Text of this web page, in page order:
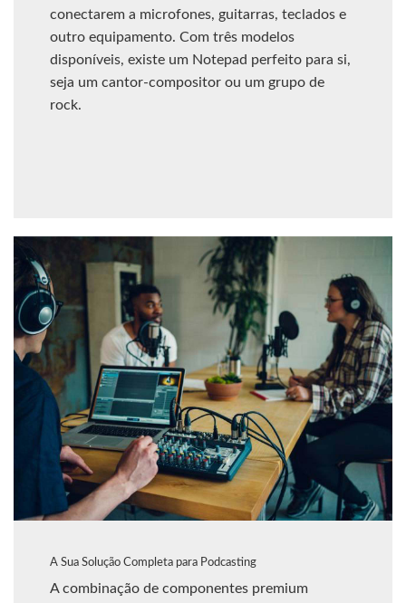
conectarem a microfones, guitarras, teclados e
outro equipamento. Com três modelos
disponíveis, existe um Notepad perfeito para si,
seja um cantor-compositor ou um grupo de
rock.
A Sua Solução Completa para Podcasting
A combinação de componentes premium